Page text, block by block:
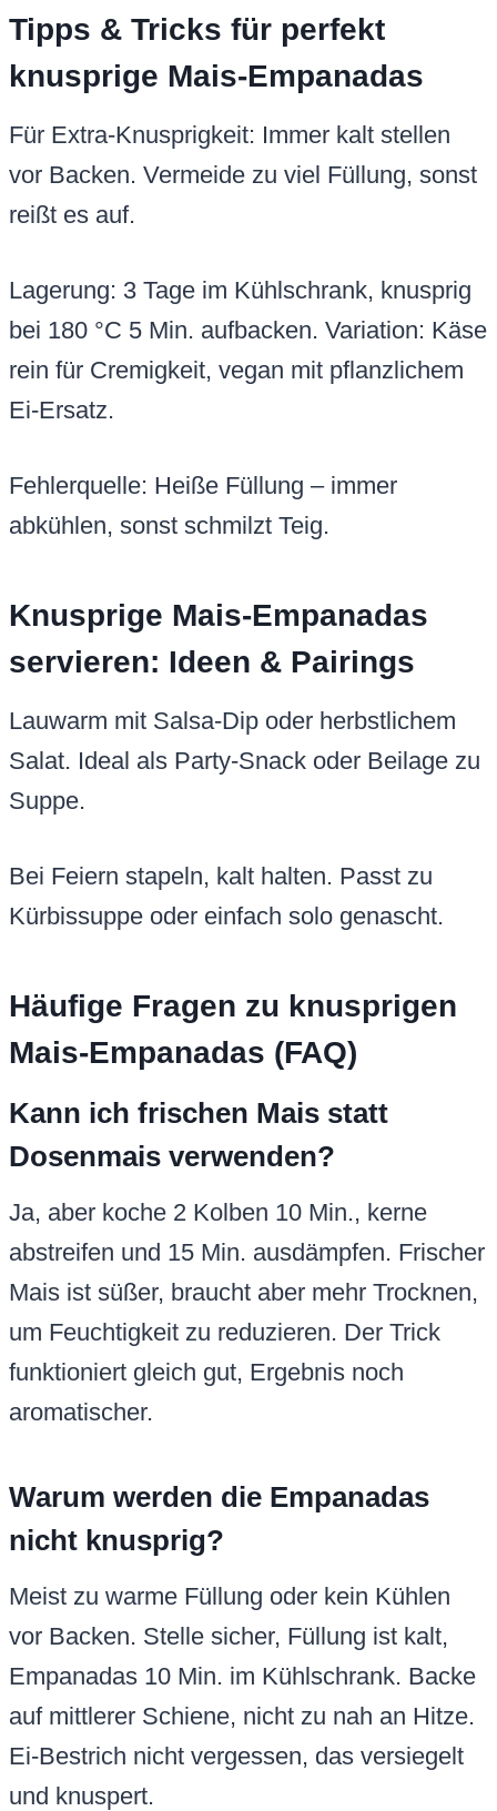
Tipps & Tricks für perfekt
knusprige Mais-Empanadas
Für Extra-Knusprigkeit: Immer kalt stellen
vor Backen. Vermeide zu viel Füllung, sonst
reißt es auf.
Lagerung: 3 Tage im Kühlschrank, knusprig
bei 180 °C 5 Min. aufbacken. Variation: Käse
rein für Cremigkeit, vegan mit pflanzlichem
Ei-Ersatz.
Fehlerquelle: Heiße Füllung – immer
abkühlen, sonst schmilzt Teig.
Knusprige Mais-Empanadas
servieren: Ideen & Pairings
Lauwarm mit Salsa-Dip oder herbstlichem
Salat. Ideal als Party-Snack oder Beilage zu
Suppe.
Bei Feiern stapeln, kalt halten. Passt zu
Kürbissuppe oder einfach solo genascht.
Häufige Fragen zu knusprigen
Mais-Empanadas (FAQ)
Kann ich frischen Mais statt
Dosenmais verwenden?
Ja, aber koche 2 Kolben 10 Min., kerne
abstreifen und 15 Min. ausdämpfen. Frischer
Mais ist süßer, braucht aber mehr Trocknen,
um Feuchtigkeit zu reduzieren. Der Trick
funktioniert gleich gut, Ergebnis noch
aromatischer.
Warum werden die Empanadas
nicht knusprig?
Meist zu warme Füllung oder kein Kühlen
vor Backen. Stelle sicher, Füllung ist kalt,
Empanadas 10 Min. im Kühlschrank. Backe
auf mittlerer Schiene, nicht zu nah an Hitze.
Ei-Bestrich nicht vergessen, das versiegelt
und knuspert.